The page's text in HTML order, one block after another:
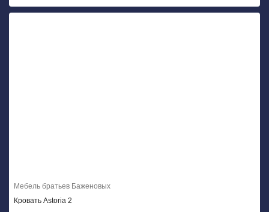
Мебель братьев Баженовых
Кровать Astoria 2